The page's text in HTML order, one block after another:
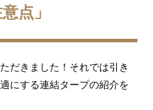
点」
だきました！それでは引き
にする連結タープの紹介を